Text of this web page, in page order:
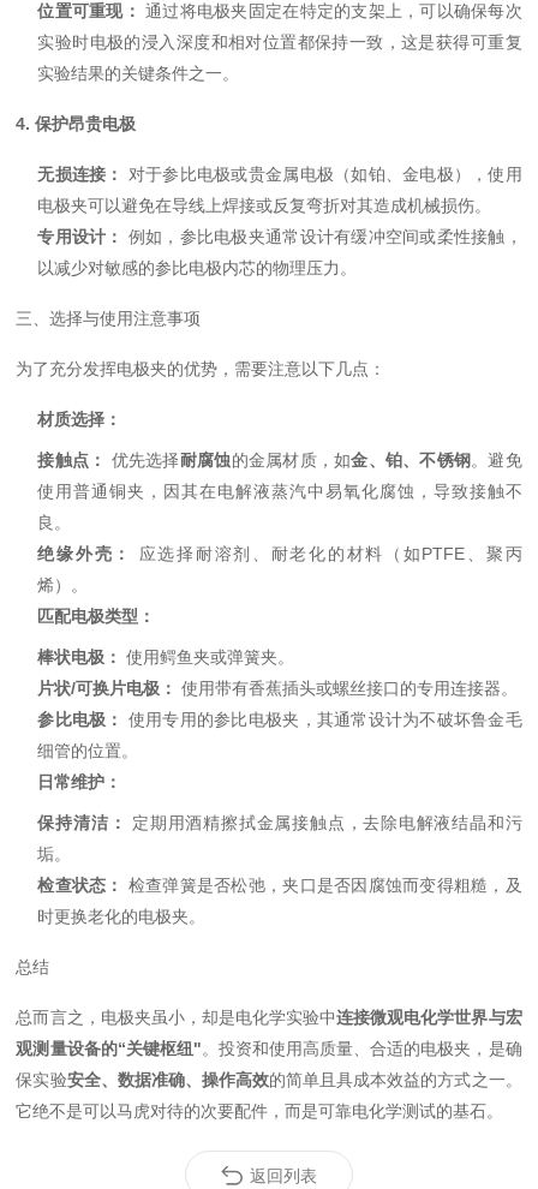
位置可重现： 通过将电极夹固定在特定的支架上，可以确保每次
实验时电极的浸入深度和相对位置都保持一致，这是获得可重复
实验结果的关键条件之一。
4. 保护昂贵电极
无损连接：
对于参比电极或贵金属电极（如铂、金电极），使用
电极夹可以避免在导线上焊接或反复弯折对其造成机械损伤。
专用设计：
例如，参比电极夹通常设计有缓冲空间或柔性接触，
以减少对敏感的参比电极内芯的物理压力。
三、选择与使用注意事项
为了充分发挥电极夹的优势，需要注意以下几点：
材质选择：
接触点： 优先选择耐腐蚀的金属材质，如金、铂、不锈钢。避免
使用普通铜夹，因其在电解液蒸汽中易氧化腐蚀，导致接触不
良。
绝缘外壳：
应选择耐溶剂、耐老化的材料（如PTFE、聚丙
烯）。
匹配电极类型：
棒状电极： 使用鳄鱼夹或弹簧夹。
片状/可换片电极： 使用带有香蕉插头或螺丝接口的专用连接器。
参比电极：
使用专用的参比电极夹，其通常设计为不破坏鲁金毛
细管的位置。
日常维护：
保持清洁：
定期用酒精擦拭金属接触点，去除电解液结晶和污
垢。
检查状态：
检查弹簧是否松弛，夹口是否因腐蚀而变得粗糙，及
时更换老化的电极夹。
总结
总而言之，电极夹虽小，却是电化学实验中连接微观电化学世界与宏
观测量设备的“关键枢纽"。投资和使用高质量、合适的电极夹，是确
保实验安全、数据准确、操作高效的简单且具成本效益的方式之一。
它绝不是可以马虎对待的次要配件，而是可靠电化学测试的基石。
返回列表